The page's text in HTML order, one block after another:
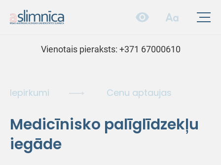
Vienotais pieraksts: +371 67000610
Iepirkumi Cenu aptaujas
Medicīnisko palīglīdzekļu
iegāde